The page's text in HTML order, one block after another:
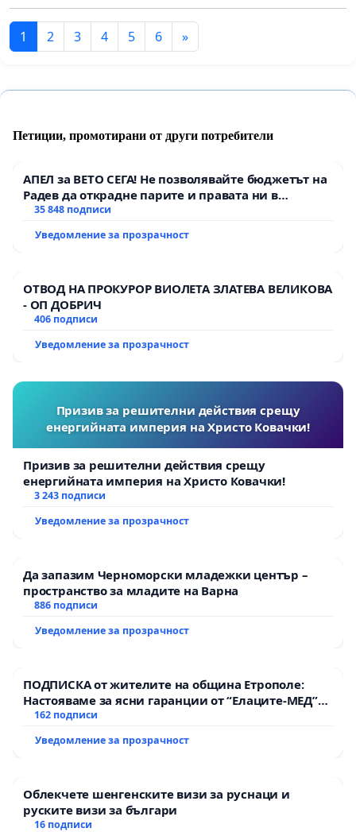
1 2 3 4 5 6 »
Петиции, промотирани от други потребители
АПЕЛ за ВЕТО СЕГА! Не позволявайте бюджетът на
Радев да открадне парите и правата ни в
тъмното
35 848 подписи
Уведомление за прозрачност
ОТВОД НА ПРОКУРОР ВИОЛЕТА ЗЛАТЕВА ВЕЛИКОВА
- ОП ДОБРИЧ
406 подписи
Уведомление за прозрачност
Призив за решителни действия срещу
енергийната империя на Христо Ковачки!
Призив за решителни действия срещу
енергийната империя на Христо Ковачки!
3 243 подписи
Уведомление за прозрачност
Да запазим Черноморски младежки център –
пространство за младите на Варна
886 подписи
Уведомление за прозрачност
ПОДПИСКА от жителите на община Етрополе:
Настояваме за ясни гаранции от “Елаците-МЕД”
АД и от държавата, че ще се изпълнят всички
162 подписи
Уведомление за прозрачност
Облекчете шенгенските визи за руснаци и
руските визи за българи
16 подписи